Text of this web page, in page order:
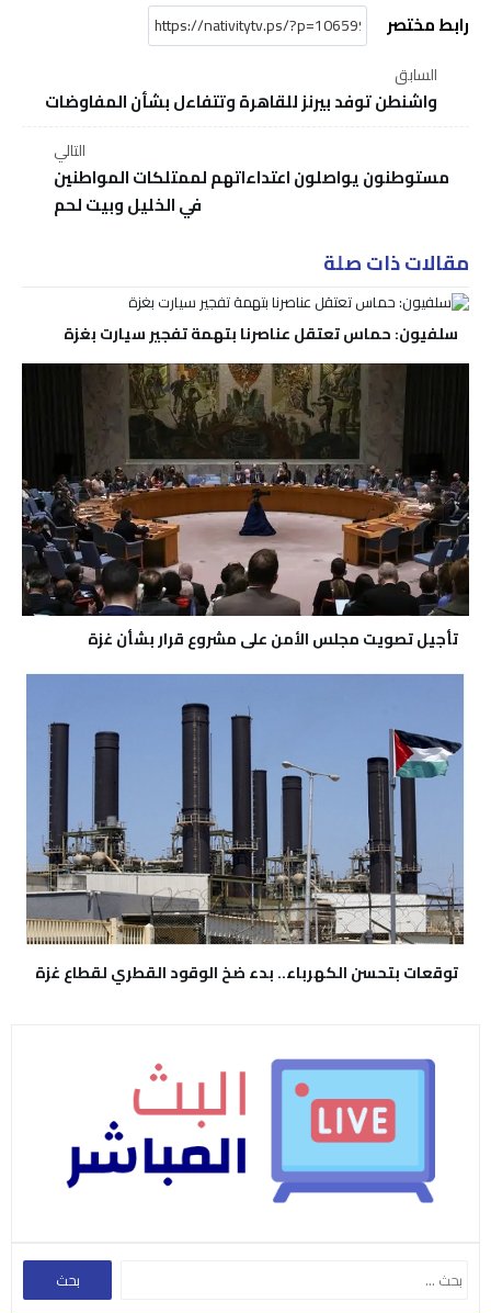
رابط مختصر
السابق
واشنطن توفد بيرنز للقاهرة وتتفاءل بشأن المفاوضات
التالي
مستوطنون يواصلون اعتداءاتهم لممتلكات المواطنين
في الخليل وبيت لحم
مقالات ذات صلة
سلفيون: حماس تعتقل عناصرنا بتهمة تفجير سيارت بغزة
تأجيل تصويت مجلس الأمن على مشروع قرار بشأن غزة
توقعات بتحسن الكهرباء.. بدء ضخ الوقود القطري لقطاع غزة